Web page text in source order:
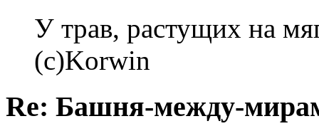
У трав, растущих на
(с)Korwin
Re: Башня-между-